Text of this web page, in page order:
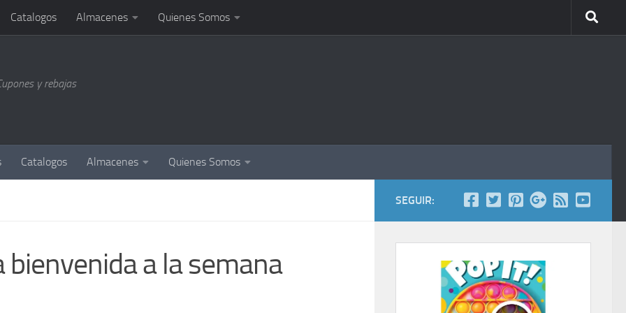
Catalogos Almacenes Quienes Somos
y rebajas
Catalogos Almacenes Quienes Somos
a la semana
SEGUIR: